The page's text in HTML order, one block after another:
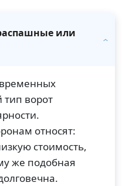
или
тип ворот
относят:
стоимость,
же подобная